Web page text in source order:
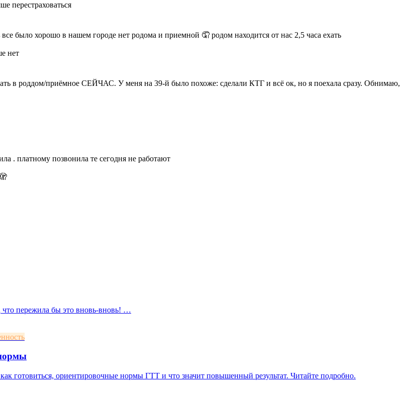
перестраховаться
было хорошо в нашем городе нет родома и приемной 🤦 родом находится от нас 2,5 часа ехать
нет
в роддом/приёмное СЕЙЧАС. У меня на 39-й было похоже: сделали КТГ и всё ок, но я поехала сразу. Обнимаю,
. платному позвонила те сегодня не работают
пережила бы это вновь-вновь! …
готовиться, ориентировочные нормы ГТТ и что значит повышенный результат. Читайте подробно.